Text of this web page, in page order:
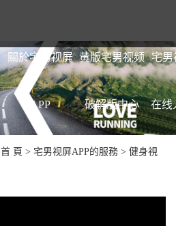
關於宅男视屏
APP
黄版宅男视频
破解版中心
宅男
在线
首 頁 > 宅男视屏APP的服務 > 健身視